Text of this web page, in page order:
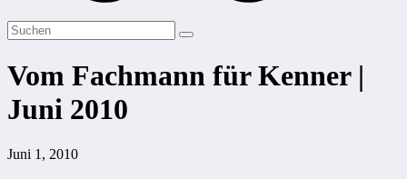
Vom Fachmann für Kenner |
Juni 2010
Juni 1, 2010